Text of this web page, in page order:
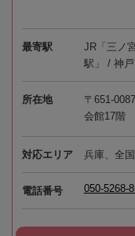
最寄駅
JR「三ノ
駅」 / 神
所在地
〒651-
会館17階
対応エリア 兵庫、全
電話番号 050-5268-